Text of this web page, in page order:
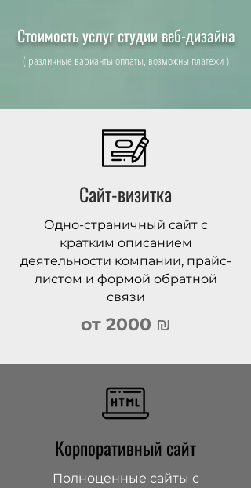
Стоимость услуг студии веб-дизайна
( различные варианты оплаты, возможны платежи )
Сайт-визитка
Одно-страничный сайт с
кратким описанием
деятельности компании, прайс-
листом и формой обратной
связи
от 2000 ₪
Корпоративный сайт
Полноценные сайты с